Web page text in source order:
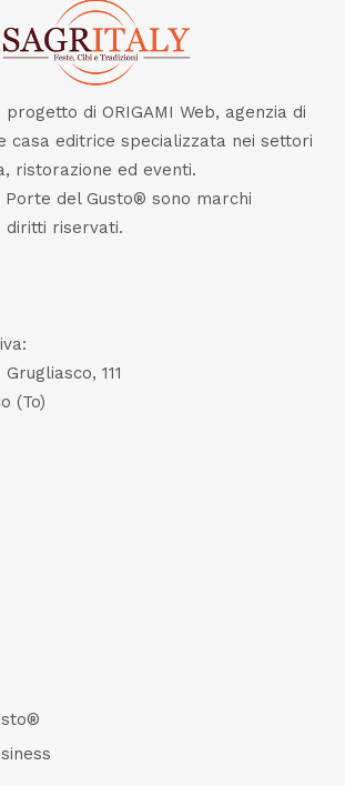
progetto di ORIGAMI Web, agenzia di
casa editrice specializzata nei settori
ristorazione ed eventi.
del Gusto® sono marchi
diritti riservati.
111
(To)